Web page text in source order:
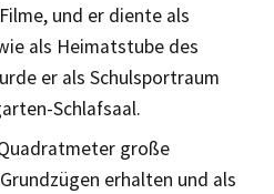
und er diente als
als Heimatstube des
er als Schulsportraum
Schlafsaal.
große
erhalten und als